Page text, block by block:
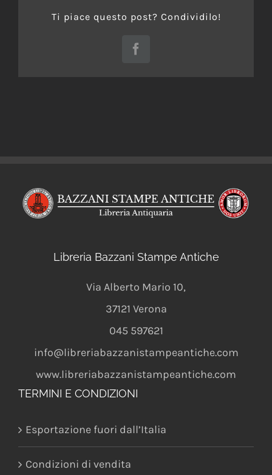
Ti piace questo post? Condividilo!
Facebook
Libreria Bazzani Stampe Antiche
Via Alberto Mario 10,
37121 Verona
045 597621
info@libreriabazzanistampeantiche.com
www.libreriabazzanistampeantiche.com
TERMINI E CONDIZIONI
Esportazione fuori dall’Italia
Condizioni di vendita